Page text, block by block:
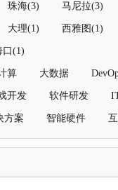
珠海(3) 马尼拉(3)
大理(1) 西雅图(1)
口(1)
算 大数据
开发 软件研发
方案 智能硬件